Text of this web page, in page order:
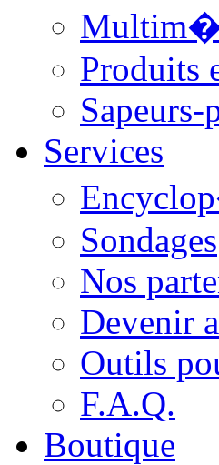
Produits
Sapeurs-
Services
Sondages
Nos
Devenir
Outils
F.A.Q.
Boutique